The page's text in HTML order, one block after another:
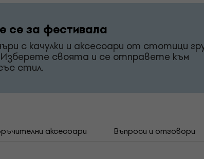
се за фестивала
с качулки и аксесоари от стотици
своята и се отправете към
стил.
аксесоари Въпроси и отговори